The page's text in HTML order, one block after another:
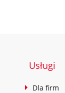
Usługi
Dla firm